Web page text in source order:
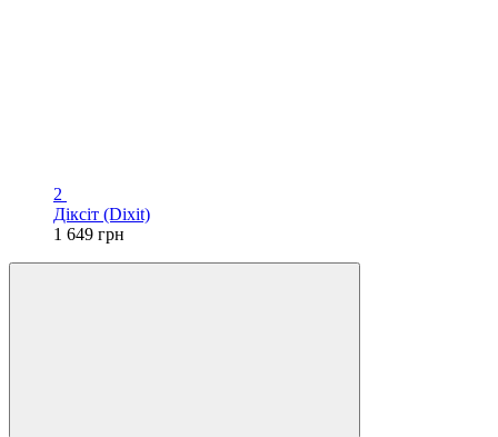
2
Діксіт (Dixit)
1 649 грн